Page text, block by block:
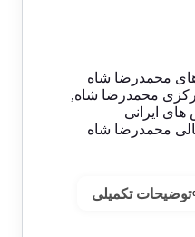
محمدرضا شاه
محمدرضا شاه,
ایرانی
توضیحات تکمیلی